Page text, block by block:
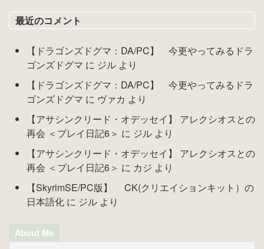
最近のコメント
【ドラゴンズドグマ：DA/PC】 今更やってみるドラ
ゴンズドグマ に ジル より
【ドラゴンズドグマ：DA/PC】 今更やってみるドラ
ゴンズドグマ に ヴァカ より
【アサシンクリード・オデッセイ】 アレクシオスとの
再会 ＜プレイ日記6＞ に ジル より
【アサシンクリード・オデッセイ】 アレクシオスとの
再会 ＜プレイ日記6＞ に カジ より
【SkyrimSE/PC版】 CK(クリエイションキット）の
日本語化 に ジル より
About Me